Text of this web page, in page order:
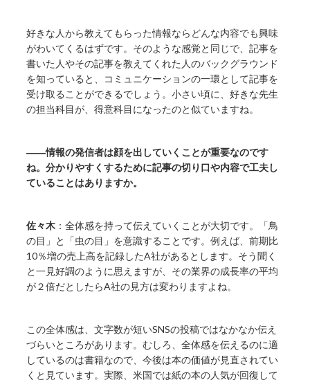
好きな人から教えてもらった情報ならどんな内容でも興味
がわいてくるはずです。そのような感覚と同じで、記事を
書いた人やその記事を教えてくれた人のバックグラウンド
を知っていると、コミュニケーションの一環として記事を
受け取ることができるでしょう。小さい頃に、好きな先生
の担当科目が、得意科目になったのと似ていますね。
――情報の発信者は顔を出していくことが重要なのです
ね。分かりやすくするために記事の切り口や内容で工夫し
ていることはありますか。
佐々木 ：全体感を持って伝えていくことが大切です。「鳥
の目」と「虫の目」を意識することです。例えば、前期比
10％増の売上高を記録したA社があるとします。そう聞く
と一見好調のように思えますが、その業界の成長率の平均
が２倍だとしたらA社の見方は変わりますよね。
この全体感は、文字数が短いSNSの投稿ではなかなか伝え
づらいところがあります。むしろ、全体感を伝えるのに適
しているのは書籍なので、今後は本の価値が見直されてい
くと見ています。実際、米国では紙の本の人気が回復して